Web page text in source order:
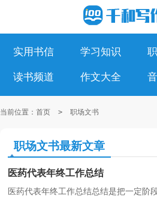
实用书信 学习知识
读书频道 作文大全
当前位置： 首页 > 职场文书
职场文书最新文章
医药代表年终工作总结
医药代表年终工作总结总结是把一定阶
出有指导性结论的书面材料，写总结有